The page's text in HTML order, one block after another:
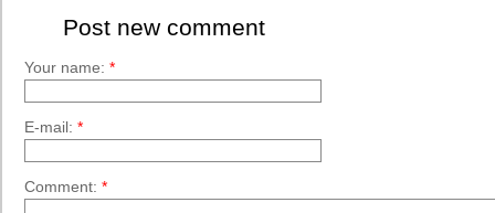
Post new comment
Your name: *
E-mail: *
Comment: *